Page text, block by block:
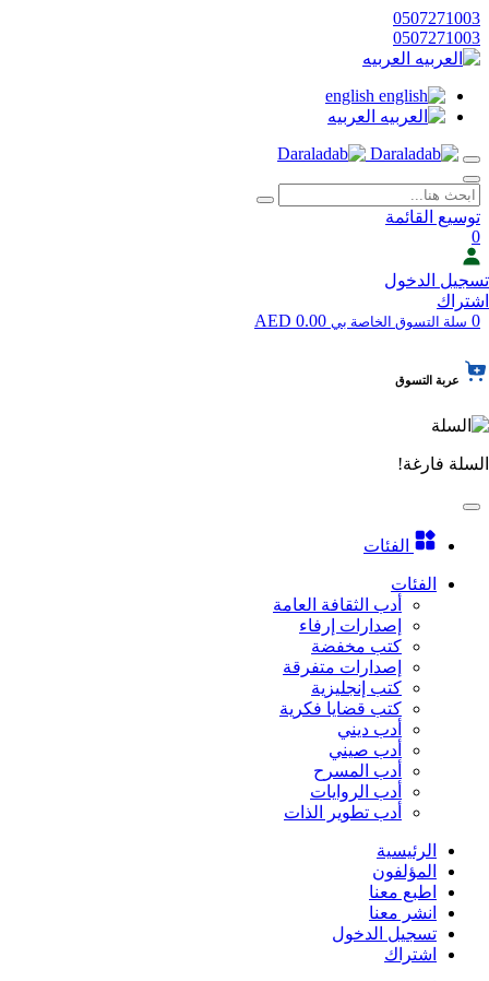
0507271003
0507271003
العربيه
english
العربيه
توسيع القائمة
0
تسجيل الدخول
اشتراك
0 سلة التسوق الخاصة بي
عربة التسوق
السلة فارغة!
الفئات
الفئات
أدب الثقافة العامة
إصدارات إرفاء
كتب مخفضة
إصدارات متفرقة
كتب إنجليزية
كتب قضايا فكرية
أدب ديني
أدب صيني
أدب المسرح
أدب الروايات
أدب تطوير الذات
الرئيسية
المؤلفون
اطبع معنا
انشر معنا
تسجيل الدخول
اشتراك